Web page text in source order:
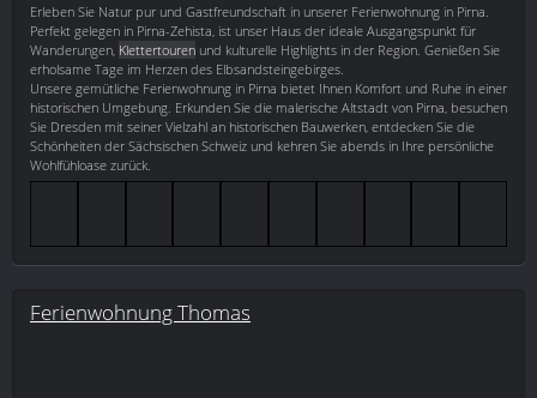
Erleben Sie Natur pur und Gastfreundschaft in unserer Ferienwohnung in Pirna.
Perfekt gelegen in Pirna-Zehista, ist unser Haus der ideale Ausgangspunkt für
Wanderungen, Klettertouren und kulturelle Highlights in der Region. Genießen Sie
erholsame Tage im Herzen des Elbsandsteingebirges.
Unsere gemütliche Ferienwohnung in Pirna bietet Ihnen Komfort und Ruhe in einer
historischen Umgebung. Erkunden Sie die malerische Altstadt von Pirna, besuchen
Sie Dresden mit seiner Vielzahl an historischen Bauwerken, entdecken Sie die
Schönheiten der Sächsischen Schweiz und kehren Sie abends in Ihre persönliche
Wohlfühloase zurück.
Ferienwohnung Thomas